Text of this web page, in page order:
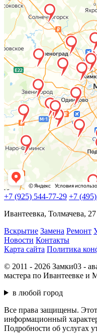
+7 (925) 544-77-29 +7
Ивантеевка, Толмачева, 27
Вскрытие Замена Ремонт
Новости Контакты
Карта сайта Политика
© 2011 - 2026 Замки03 -
мастера по Ивантеевке и
в любой город
Все права защищены.
информационный
Подробности об услугах